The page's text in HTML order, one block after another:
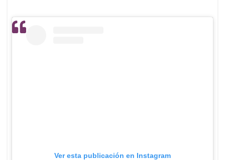
Ver esta publicación en Instagram